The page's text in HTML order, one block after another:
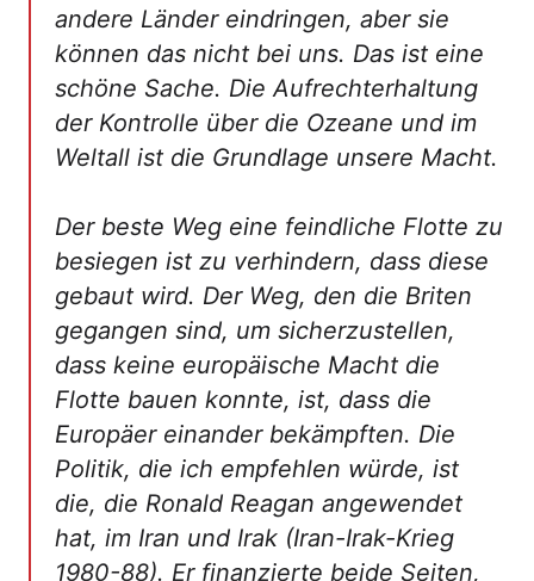
andere Länder eindringen, aber sie
können das nicht bei uns. Das ist eine
schöne Sache. Die Aufrechterhaltung
der Kontrolle über die Ozeane und im
Weltall ist die Grundlage unsere Macht.
Der beste Weg eine feindliche Flotte zu
besiegen ist zu verhindern, dass diese
gebaut wird. Der Weg, den die Briten
gegangen sind, um sicherzustellen,
dass keine europäische Macht die
Flotte bauen konnte, ist, dass die
Europäer einander bekämpften. Die
Politik, die ich empfehlen würde, ist
die, die Ronald Reagan angewendet
hat, im Iran und Irak (Iran-Irak-Krieg
1980-88). Er finanzierte beide Seiten,